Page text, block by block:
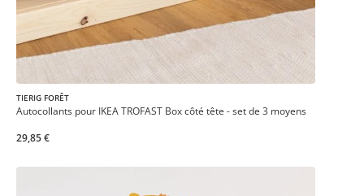
TIERIG FORÊT
Autocollants pour IKEA TROFAST Box côté tête - set de 3 moyens
29,85 €